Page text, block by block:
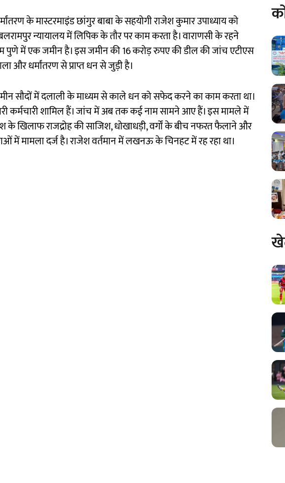
के मास्टरमाइंड छांगुर बाबा के सहयोगी राजेश कुमार उपाध्याय को
न्यायालय में लिपिक के तौर पर काम करता है। वाराणसी के रहने
पुणे में एक जमीन है। इस जमीन की 16 करोड़ रुपए की डील की जांच एटीएस
और धर्मांतरण से प्राप्त धन से जुड़ी है।
सौदों में दलाली के माध्यम से काले धन को सफेद करने का काम करता था।
कर्मचारी शामिल हैं। जांच में अब तक कई नाम सामने आए हैं। इस मामले में
के खिलाफ राजद्रोह की साजिश, धोखाधड़ी, वर्गों के बीच नफरत फैलाने और
में मामला दर्ज है। राजेश वर्तमान में लखनऊ के चिनहट में रह रहा था।